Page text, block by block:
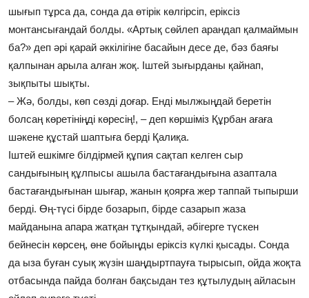
шығып тұрса да, сонда да өтірік көлгірсіп, еріксіз
монтансығандай болды. «Артық сөйлеп арандап қалмаймын
ба?» деп әрі қарай әккілігіне басайын десе де, бәз баяғы
қалпынан арыла алған жоқ. Іштей зығырданы қайнап,
зықпыты шықты.
– Жә, болды, көп сөзді доғар. Енді мылжыңдай беретін
болсаң көретініңді көресің!, – деп көршіміз Құрбан ағаға
шәкене құстай шаптыға берді Қалиқа.
Іштей ешкімге білдірмей құпия сақтап келген сыр
сандығының құлпысы ашыла бастағандығына азаптала
бастағандығынан шығар, жанын қоярға жер таппай тыпырши
берді. Өң-түсі бірде бозарып, бірде сазарып жаза
майданына апара жатқан тұтқындай, әбігерге түскен
бейнесін көрсең, өне бойыңды еріксіз күлкі қысады. Сонда
да ыза буған суық жүзін шаңдыртпауға тырысып, ойда жоқта
отбасында пайда болған бақсыдан тез құтылудың айласын